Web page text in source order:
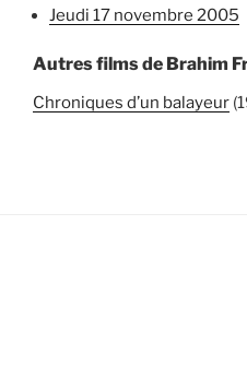
jeudi 17 novembre 2005
Autres films de Brahim
Chroniques d’un balayeur